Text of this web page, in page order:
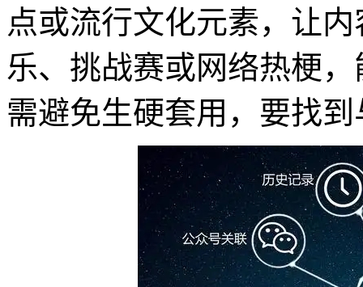
点或流行文化元素，让
乐、挑战赛或网络热梗
需避免生硬套用，要找